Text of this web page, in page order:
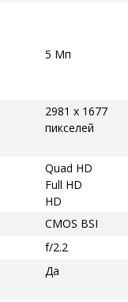
5 Мп
2981 x 1677
пикселей
Quad HD
Full HD
HD
CMOS BSI
f/2.2
Да